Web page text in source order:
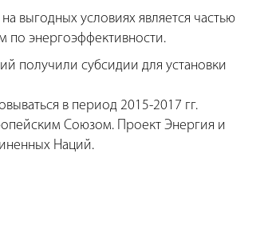
выгодных условиях является частью
по энергоэффективности.
получили субсидии для установки
в период 2015-2017 гг.
Союзом. Проект Энергия и
Наций.